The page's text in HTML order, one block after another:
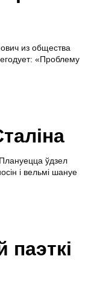
из общества
«Проблему
ўдзел
і вельмі шануе